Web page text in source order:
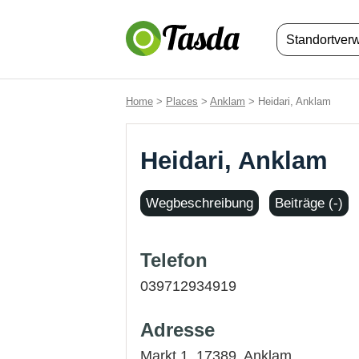
Home > Places > Anklam > Heidari, Anklam
Heidari, Anklam
Wegbeschreibung Beiträge (-)
Telefon
039712934919
Adresse
Markt 1, 17389, Anklam